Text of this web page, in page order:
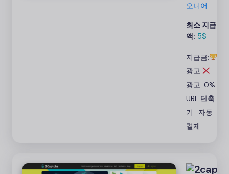
Payooner,
는 Bitcoin
을 통해
이 정시에
지불하세
요.
오니어
최소 지급
액: 5$
지급금:
광고:
광고: 0%
URL 단축
기
자동
결제